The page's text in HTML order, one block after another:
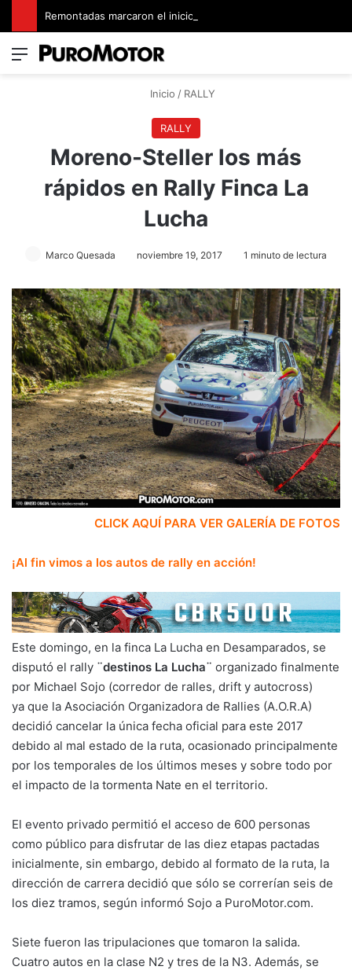
Menú
Inicio / RALLY
RALLY
Moreno-Steller los más
rápidos en Rally Finca La
Lucha
Marco Quesada noviembre 19, 2017 1 minuto de lectura
CLICK AQUÍ PARA VER GALERÍA DE FOTOS
¡Al fin vimos a los autos de rally en acción!
Este domingo, en la finca La Lucha en Desamparados, se
disputó el rally ¨destinos La Lucha¨ organizado finalmente
por Michael Sojo (corredor de ralles, drift y autocross)
ya que la Asociación Organizadora de Rallies (A.O.R.A)
decidió cancelar la única fecha oficial para este 2017
debido al mal estado de la ruta, ocasionado principalmente
por los temporales de los últimos meses y sobre todo por
el impacto de la tormenta Nate en el territorio.
El evento privado permitió el acceso de 600 personas
como público para disfrutar de las diez etapas pactadas
inicialmente, sin embargo, debido al formato de la ruta, la
dirección de carrera decidió que sólo se correrían seis de
los diez tramos, según informó Sojo a PuroMotor.com.
Siete fueron las tripulaciones que tomaron la salida.
Cuatro autos en la clase N2 y tres de la N3. Además, se